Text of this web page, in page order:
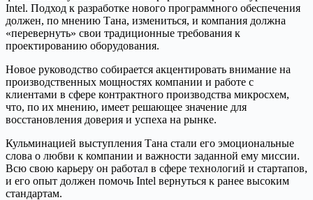
Intel. Подход к разработке нового программного обеспечения
должен, по мнению Тана, измениться, и компания должна
«перевернуть» свои традиционные требования к
проектированию оборудования.
Новое руководство собирается акцентировать внимание на
производственных мощностях компании и работе с
клиентами в сфере контрактного производства микросхем,
что, по их мнению, имеет решающее значение для
восстановления доверия и успеха на рынке.
Кульминацией выступления Тана стали его эмоциональные
слова о любви к компании и важности заданной ему миссии.
Всю свою карьеру он работал в сфере технологий и стартапов,
и его опыт должен помочь Intel вернуться к ранее высоким
стандартам.